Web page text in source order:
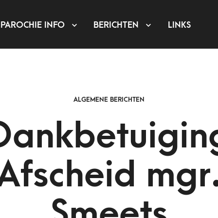
PAROCHIE INFO BERICHTEN LINKS
ALGEMENE BERICHTEN